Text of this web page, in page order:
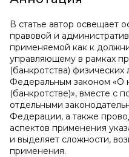
В статье автор освещает
правовой и
применяемой как к
управляющему в рамках
(банкротства)
Федеральным законом «О
(банкротстве)», вместе с
отдельными
Федерации, а также
аспектов применения
и выделяет сложности,
применения.